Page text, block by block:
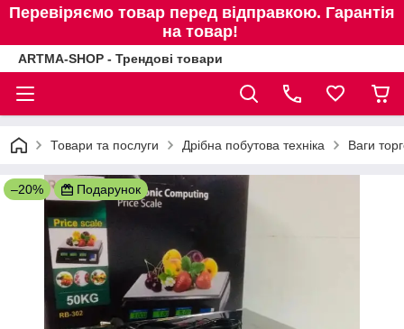
Перевіряємо товар перед відправкою. Гарантія
на товар!
ARTMA-SHOP - Трендові товари
Товари та послуги Дрібна побутова техніка Ваги
–20% Подарунок